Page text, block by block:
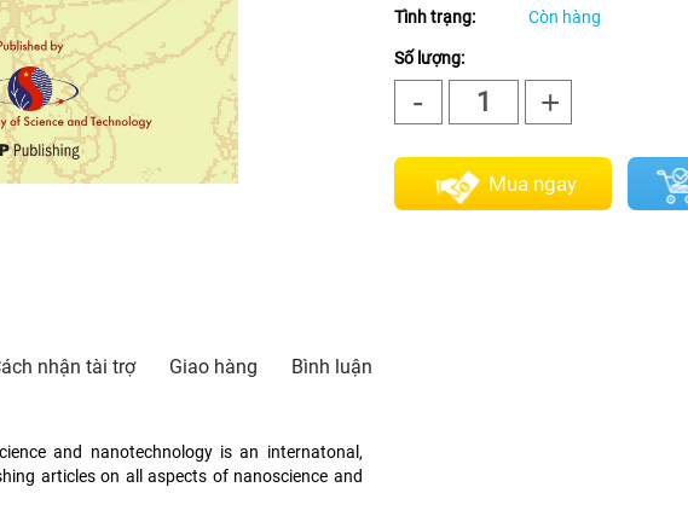
Tình trạng: Còn hàng
Số lượng:
- 1 +
Mua ngay
nhận tài trợ Giao hàng Bình luận
and nanotechnology is an internatonal,
articles on all aspects of nanoscience and